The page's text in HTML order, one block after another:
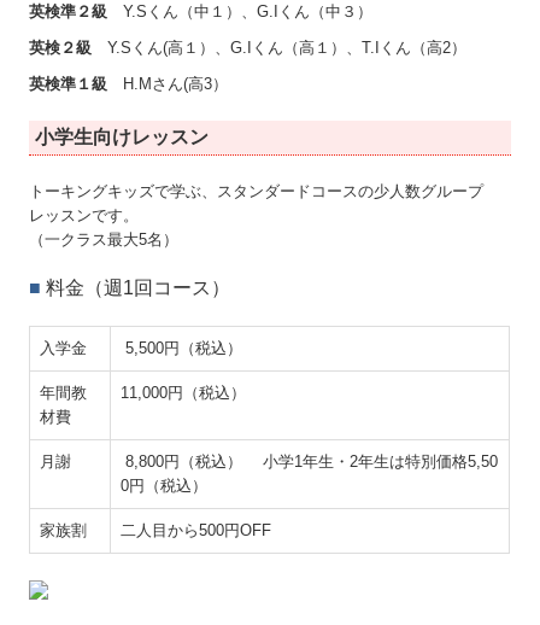
英検準２級 Y.Sくん（中１）、G.Iくん（中３）
英検２級 Y.Sくん(高１）、G.Iくん（高１）、T.Iくん（高2）
英検準１級 H.Mさん(高3）
小学生向けレッスン
トーキングキッズで学ぶ、スタンダードコースの少人数グループ
レッスンです。
（一クラス最大5名）
■ 料金（週1回コース）
入学金 5,500円（税込）
年間教
材費
11,000円（税込）
月謝
8,800円（税込） 小学1年生・2年生は特別価格5,50
0円（税込）
家族割 二人目から500円OFF